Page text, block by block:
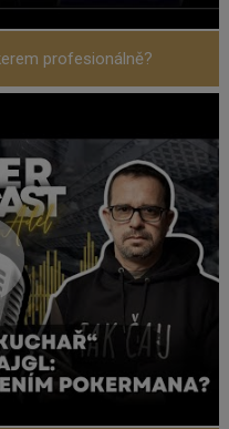
profesionálně?